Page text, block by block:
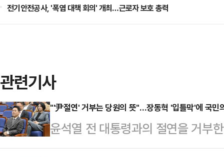
전기안전공사, '폭염 대책 회의' 개최…근로자 보호 총력
관련기사
"'尹절연' 거부는 당원의 뜻"…장동혁 '입틀막'에 국민
윤석열 전 대통령과의 절연을 거부
당이 혼돈에 빠진 가운데, 의원총회